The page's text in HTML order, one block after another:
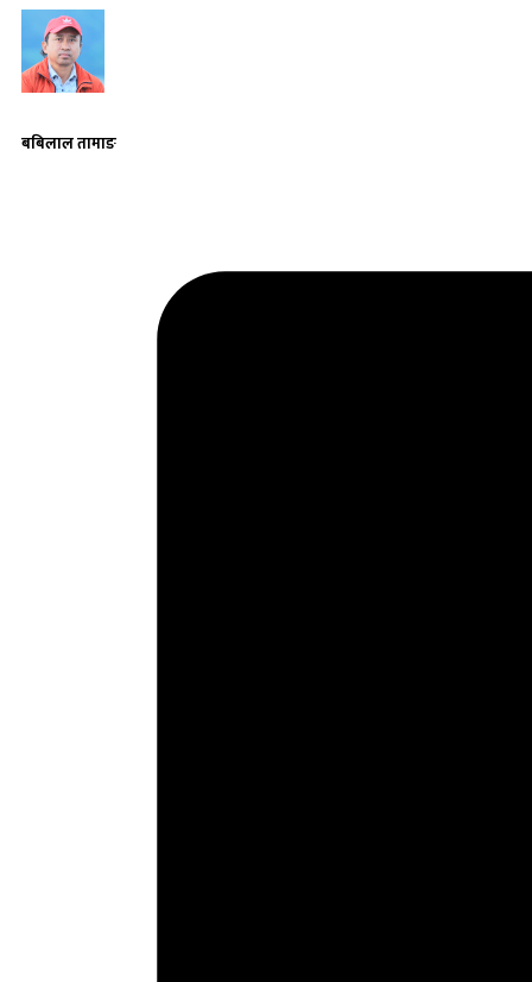
बबिलाल तामाङ